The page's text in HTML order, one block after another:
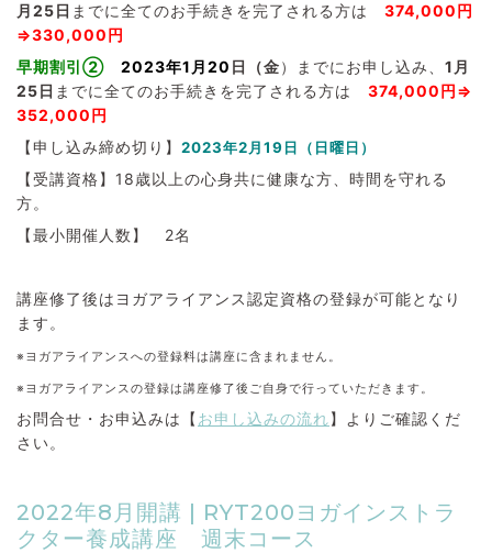
月25日 までに全てのお手続きを完了される方は 374,000円
⇒330,000円
早期割引②
2023年1月20 日（金）までにお申し込み、 1 月
25日 までに全てのお手続きを完了される方は 374,000円⇒
352,000円
【申し込み締め切り】 2023年2月19日 （日曜日）
【受講資格】18歳以上の心身共に健康な方、時間を守れる
方。
【最小開催人数】 2名
講座修了後はヨガアライアンス認定資格の登録が可能となり
ます。
※ヨガアライアンスへの登録料は講座に含まれません。
※ヨガアライアンスの登録は講座修了後ご自身で行っていただきます。
お問合せ・お申込みは【 お申し込みの流れ】よりご確認くだ
さい。
2022年8月開講 | RYT200ヨガインストラ
クター養成講座 週末コース